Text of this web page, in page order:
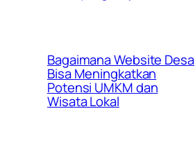
Bagaimana Website Desa
Bisa Meningkatkan
Potensi UMKM dan
Wisata Lokal